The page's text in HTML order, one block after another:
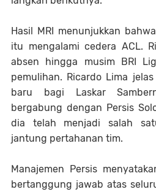
Hasil MRI menunjukkan
itu mengalami cedera ACL.
absen hingga musim BRI
pemulihan. Ricardo Lima
baru bagi Laskar
bergabung dengan Persis
dia telah menjadi salah
jantung pertahanan tim.
Manajemen Persis
bertanggung jawab atas